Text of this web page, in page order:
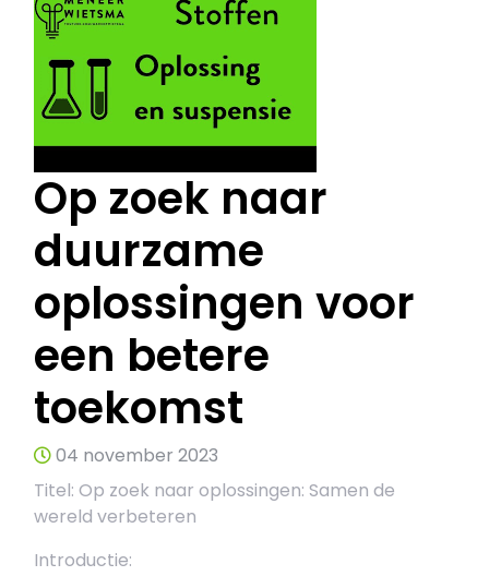
Op zoek naar
duurzame
oplossingen voor
een betere
toekomst
04 november 2023
Titel: Op zoek naar oplossingen: Samen de
wereld verbeteren
Introductie: